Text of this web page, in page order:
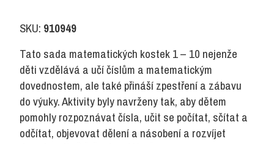
SKU: 910949
Tato sada matematických kostek 1 – 10 nejenže
děti vzdělává a učí číslům a matematickým
dovednostem, ale také přináší zpestření a zábavu
do výuky. Aktivity byly navrženy tak, aby dětem
pomohly rozpoznávat čísla, učit se počítat, sčítat a
odčítat, objevovat dělení a násobení a rozvíjet